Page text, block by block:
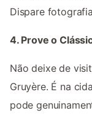
Dispare
4. Prove o
Não deixe de
Gruyère. É na
pode